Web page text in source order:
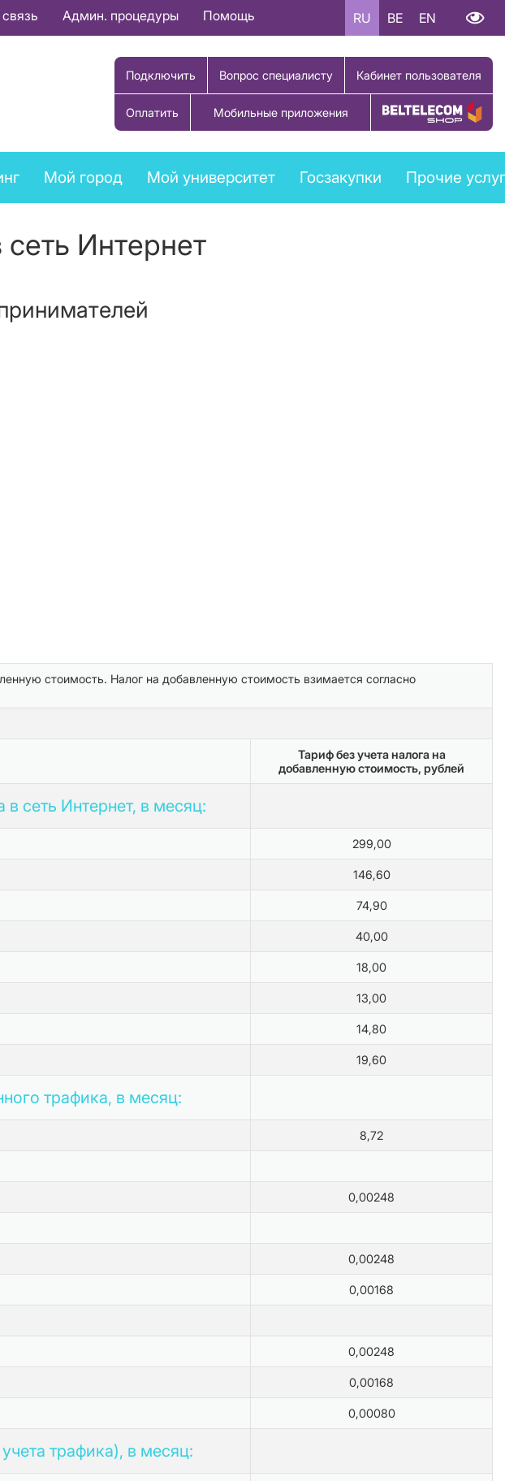
Админ. процедуры Помощь RU BE EN
Подключить Вопрос специалисту Кабинет пользователя
Оплатить Мобильные приложения Купить товар
Мой город Мой университет Госзакупки Прочие
Интернет
стоимость. Налог на добавленную стоимость взимается согласно
Тариф без учета налога на
добавленную стоимость, рублей
сеть Интернет, в месяц:
299,00
146,60
74,90
40,00
18,00
13,00
14,80
19,60
трафика, в месяц:
8,72
0,00248
0,00248
0,00168
0,00248
0,00168
0,00080
трафика), в месяц: